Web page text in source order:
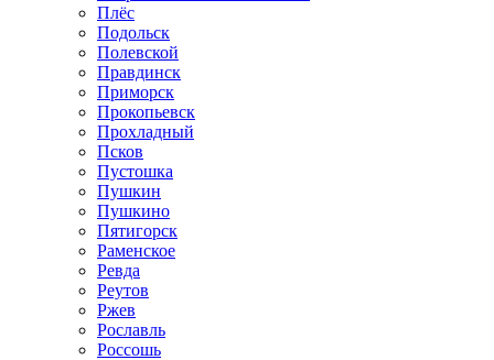
Плёс
Подольск
Полевской
Правдинск
Приморск
Прокопьевск
Прохладный
Псков
Пустошка
Пушкин
Пушкино
Пятигорск
Раменское
Ревда
Реутов
Ржев
Рославль
Россошь